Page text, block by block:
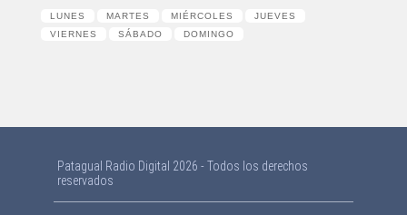
LUNES MARTES MIÉRCOLES
JUEVES
VIERNES
SÁBADO DOMINGO
Patagual Radio Digital 2026 - Todos los derechos
reservados